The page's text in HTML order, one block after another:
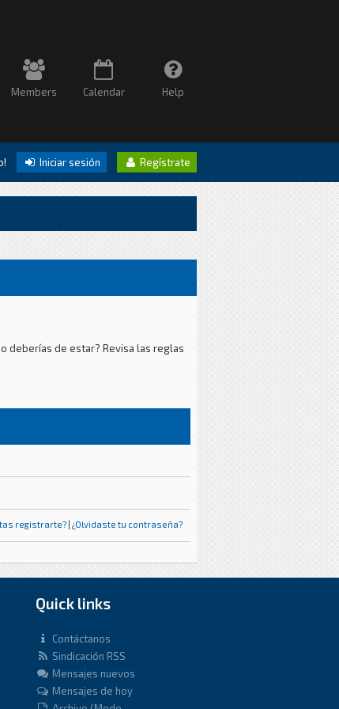
Members Calendar Help
Iniciar sesión Regístrate
deberías de estar? Revisa las reglas
registrarte? | ¿Olvidaste tu contraseña?
Quick links
Contáctanos
Sindicación RSS
Mensajes nuevos
Mensajes de hoy